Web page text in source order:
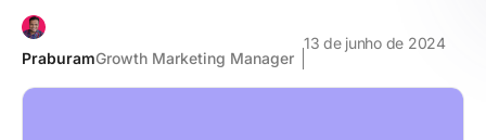
PraburamGrowth Marketing Manager
13 de junho de 2024